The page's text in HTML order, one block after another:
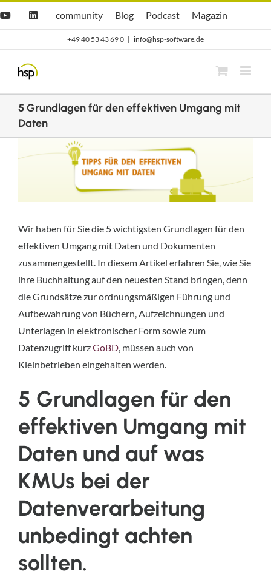
YouTubeLinkedIn
Hsp
community
community
hsp
Blog
Blog Opti.Cast
Podcast Opti.Mag
Magazin
+49 40 53 43 69 0 | info@hsp-software.de
5 Grundlagen für den effektiven Umgang mit
Daten
grösseres
Wir haben für Sie die 5 wichtigsten Grundlagen für den
effektiven Umgang mit Daten und Dokumenten
zusammengestellt. In diesem Artikel erfahren Sie, wie Sie
ihre Buchhaltung auf den neuesten Stand bringen, denn
die Grundsätze zur ordnungsmäßigen Führung und
Aufbewahrung von Büchern, Aufzeichnungen und
Unterlagen in elektronischer Form sowie zum
Datenzugriff kurzGoBD, müssen auch von
Kleinbetrieben eingehalten werden.
5 Grundlagen für den
effektiven Umgang mit
Daten und auf was
KMUs bei der
Datenverarbeitung
unbedingt achten
sollten.